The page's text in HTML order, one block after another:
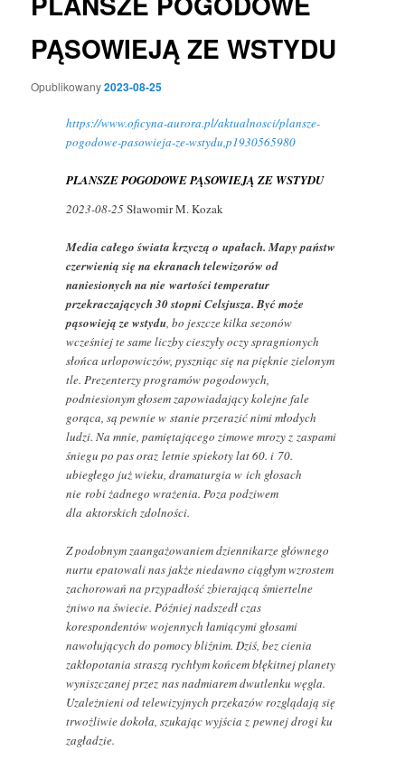
PĄSOWIEJĄ ZE WSTYDU
Opublikowany2023-08-25
https://www.oficyna-aurora.pl/aktualnosci/plansze-
pogodowe-pasowieja-ze-wstydu,p1930565980
PLANSZE POGODOWE PĄSOWIEJĄ ZE WSTYDU
2023-08-25Sławomir M. Kozak
Media całego świata krzyczą o upałach. Mapy państw
czerwienią się na ekranach telewizorów od
naniesionych na nie wartości temperatur
przekraczających 30 stopni Celsjusza. Być może
pąsowieją ze wstydu, bo jeszcze kilka sezonów
wcześniej te same liczby cieszyły oczy spragnionych
słońca urlopowiczów, pyszniąc się na pięknie zielonym
tle. Prezenterzy programów pogodowych,
podniesionym głosem zapowiadający kolejne fale
gorąca, są pewnie w stanie przerazić nimi młodych
ludzi. Na mnie, pamiętającego zimowe mrozy z zaspami
śniegu po pas oraz letnie spiekoty lat 60. i 70.
ubiegłego już wieku, dramaturgia w ich głosach
nie robi żadnego wrażenia. Poza podziwem
dla aktorskich zdolności.
Z podobnym zaangażowaniem dziennikarze głównego
nurtu epatowali nas jakże niedawno ciągłym wzrostem
zachorowań na przypadłość zbierającą śmiertelne
żniwo na świecie. Później nadszedł czas
korespondentów wojennych łamiącymi głosami
nawołujących do pomocy bliźnim. Dziś, bez cienia
zakłopotania straszą rychłym końcem błękitnej planety
wyniszczanej przez nas nadmiarem dwutlenku węgla.
Uzależnieni od telewizyjnych przekazów rozglądają się
trwożliwie dokoła, szukając wyjścia z pewnej drogi ku
zagładzie.